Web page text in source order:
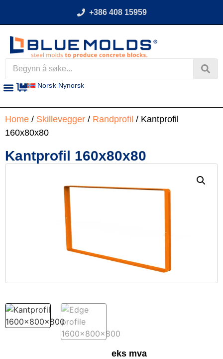
+386 408 15959
Norsk Nynorsk
Home / Skillevegger / Randprofil / Kantprofil
160x80x80
Kantprofil 160x80x80
eks mva